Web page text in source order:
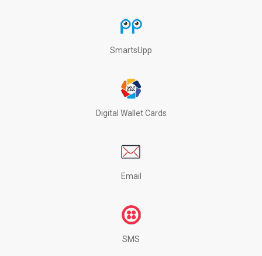
SmartsUpp
Digital Wallet Cards
Email
SMS